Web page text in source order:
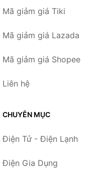
Mã giảm giá Tiki
Mã giảm giá Lazada
Mã giảm giá Shopee
Liên hệ
CHUYÊN MỤC
Điện Tử - Điện Lạnh
Điện Gia Dụng